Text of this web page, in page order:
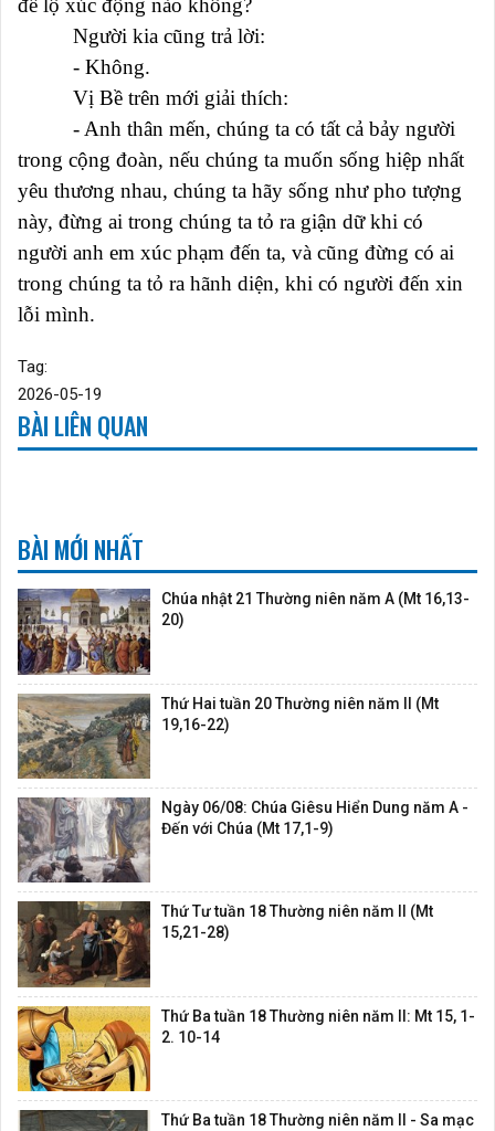
để lộ xúc động nào không?
Người kia cũng trả lời:
- Không.
Vị Bề trên mới giải thích:
- Anh thân mến, chúng ta có tất cả bảy người
trong cộng đoàn, nếu chúng ta muốn sống hiệp nhất
yêu thương nhau, chúng ta hãy sống như pho tượng
này, đừng ai trong chúng ta tỏ ra giận dữ khi có
người anh em xúc phạm đến ta, và cũng đừng có ai
trong chúng ta tỏ ra hãnh diện, khi có người đến xin
lỗi mình.
Tag:
2026-05-19
BÀI LIÊN QUAN
BÀI MỚI NHẤT
Chúa nhật 21 Thường niên năm A (Mt 16,13-
20)
Thứ Hai tuần 20 Thường niên năm II (Mt
19,16-22)
Ngày 06/08: Chúa Giêsu Hiển Dung năm A -
Đến với Chúa (Mt 17,1-9)
Thứ Tư tuần 18 Thường niên năm II (Mt
15,21-28)
Thứ Ba tuần 18 Thường niên năm II: Mt 15, 1-
2. 10-14
Thứ Ba tuần 18 Thường niên năm II - Sa mạc